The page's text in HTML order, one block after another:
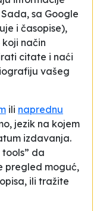
sa Google
i časopise),
način
citate i naći
vašeg
ili naprednu
jezik na kojem
izdavanja.
da
pregled moguć,
ili tražite